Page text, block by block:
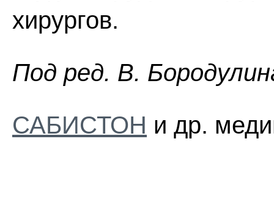
хирургов.
Пoд peд. B.
САБИСТОН и др.